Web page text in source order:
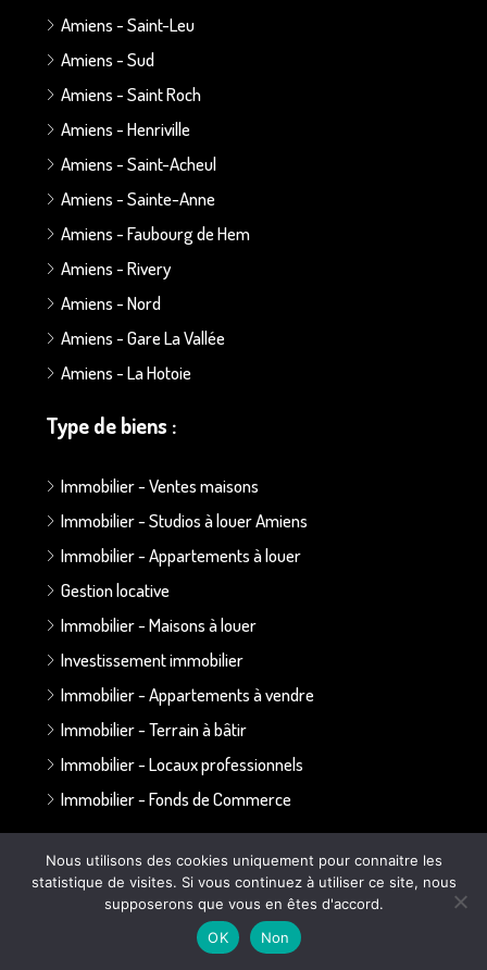
Amiens - Saint-Leu
Amiens - Sud
Amiens - Saint Roch
Amiens - Henriville
Amiens - Saint-Acheul
Amiens - Sainte-Anne
Amiens - Faubourg de Hem
Amiens - Rivery
Amiens - Nord
Amiens - Gare La Vallée
Amiens - La Hotoie
Type de biens :
Immobilier - Ventes maisons
Immobilier - Studios à louer Amiens
Immobilier - Appartements à louer
Gestion locative
Immobilier - Maisons à louer
Investissement immobilier
Immobilier - Appartements à vendre
Immobilier - Terrain à bâtir
Immobilier - Locaux professionnels
Immobilier - Fonds de Commerce
Annonces par secteur :
Secteur Bapaume - Albert
Nous utilisons des cookies uniquement pour connaitre les
statistique de visites. Si vous continuez à utiliser ce site, nous
supposerons que vous en êtes d'accord.
OK
Non